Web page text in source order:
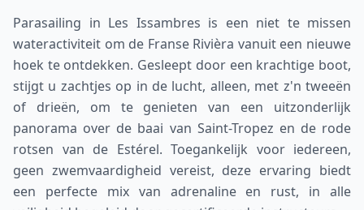
Parasailing in Les Issambres is een niet te missen
wateractiviteit om de Franse Rivièra vanuit een nieuwe
hoek te ontdekken. Gesleept door een krachtige boot,
stijgt u zachtjes op in de lucht, alleen, met z'n tweeën
of drieën, om te genieten van een uitzonderlijk
panorama over de baai van Saint-Tropez en de rode
rotsen van de Estérel. Toegankelijk voor iedereen,
geen zwemvaardigheid vereist, deze ervaring biedt
een perfecte mix van adrenaline en rust, in alle